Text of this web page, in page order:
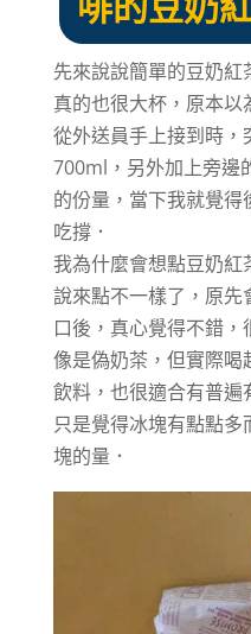
先來說說簡單的豆奶
真的也很大杯，原本
從外送員手上接到時，
700ml，另外加上旁邊
的份量，當下我就覺
吃撐．
我為什麼會想點豆奶紅
說來點不一樣了，原
口後，真心覺得不錯
像是偽奶茶，但實際喝
飲料，也很適合有普遍
只是覺得冰塊有點點
塊的量．